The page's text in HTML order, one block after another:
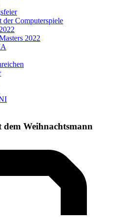
der Computerspiele
2022
Weihnachtsmann